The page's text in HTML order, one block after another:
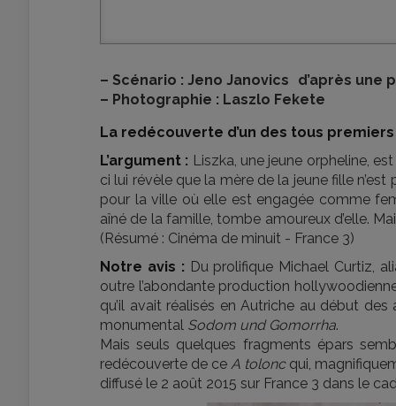
– Scénario : Jeno Janovics d’après une
– Photographie : Laszlo Fekete
La redécouverte d’un des tous
L’argument : Liszka, une jeune orpheline,
ci lui révèle que la mère de la jeune fille
pour la ville où elle est engagée comme
aîné de la famille, tombe amoureux d’elle.
(Résumé : Cinéma de minuit - France 3)
Notre avis : Du prolifique Michael Curtiz,
outre l’abondante production
qu’il avait réalisés en Autriche au début
monumental Sodom und Gomorrha.
Mais seuls quelques fragments épars
redécouverte de ce A toloncqui,
diffusé le 2 août 2015 sur France 3 dans le